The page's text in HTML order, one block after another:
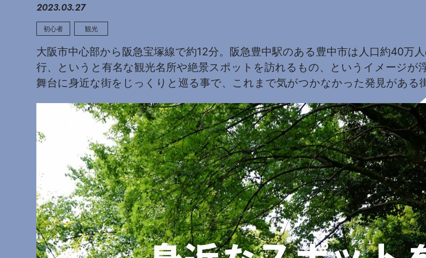
2023.03.27
初心者 観光
大阪市中心部から阪急宝塚線で約12分。阪急豊中駅のある豊中市は人口約40万
行、というと有名な観光名所や絶景スポットを訪れるもの、というイメージが
舞台に身近な街をじっくりと巡る事で、これまで気がつかなかった発見がある